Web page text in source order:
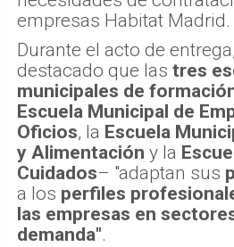
empresas Habitat Madrid.
Durante el acto de
destacado que las tres
municipales de
Escuela Municipal de
Oficios, la Escuela
y Alimentación y la
Cuidados– "adaptan sus
a los perfiles
las empresas en
demanda".